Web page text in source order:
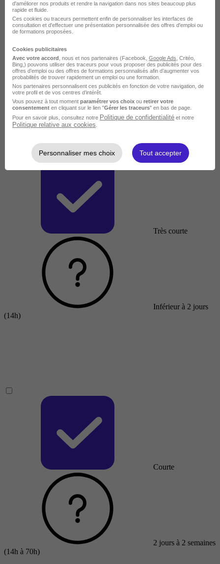
Très courte
Inférieur à 2 jours
(14h)
Courte
2 jours à 2 semaines
(14h à 70h)
d'améliorer nos produits et rendre la navigation dans nos sites beaucoup plus
rapide et fluide.
Ces cookies ou traceurs permettent enfin de personnaliser les interfaces de
consultation et d'effectuer une présentation personnalisée des offres d'emploi ou
de formations proposées.
Cookies publicitaires
Avec votre accord , nous et nos partenaires (Facebook, Google Ads , Critéo,
Bing,) pouvons utiliser des traceurs pour vous proposer des publicités pour des
offres d’emploi ou des offres de formations personnalisés afin d’augmenter vos
probabilités de trouver rapidement un emploi ou une formation.
Nos partenaires personnalisent ces publicités en fonction de votre navigation, de
votre profil et de vos centres d’intérêt.
Vous pouvez à tout moment paramétrer vos choix ou retirer votre
consentement en cliquant sur le lien "Gérer les traceurs" en bas de page.
Pour en savoir plus, consultez notre Politique de confidentialité et notre
Politique relative aux cookies
Personnaliser mes choix Tout accepter